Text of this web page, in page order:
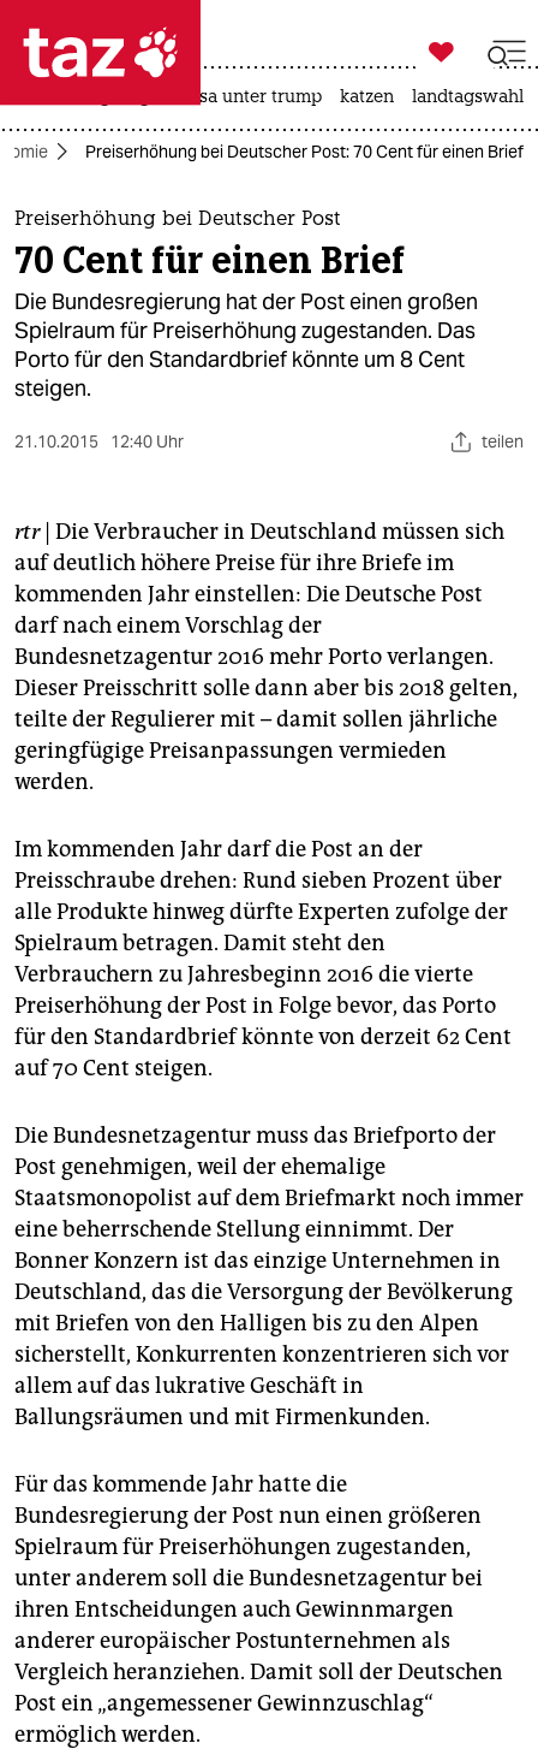
 taz zahl ich
taz zahl ich
themen
politik
öko
gesellschaft
kultur
berlin
nord
wahrheit
verlag
verlag
shop
fragen & hilfe
unterstützen
abo
genossenschaft
epaper login

taz zahl ich
usa unter trump katzen landtagswahl
Preiserhöhung bei Deutscher Post: 70 Cent für einen Brief
Preiserhöhung bei Deutscher Post
70 Cent für einen Brief
Die Bundesregierung hat der Post einen großen
Spielraum für Preiserhöhung zugestanden. Das
Porto für den Standardbrief könnte um 8 Cent
steigen.
21.10.2015 12:40 Uhr teilen
rtr| Die Verbraucher in Deutschland müssen sich
auf deutlich höhere Preise für ihre Briefe im
kommenden Jahr einstellen: Die Deutsche Post
darf nach einem Vorschlag der
Bundesnetzagentur 2016 mehr Porto verlangen.
Dieser Preisschritt solle dann aber bis 2018 gelten,
teilte der Regulierer mit – damit sollen jährliche
geringfügige Preisanpassungen vermieden
werden.
Im kommenden Jahr darf die Post an der
Preisschraube drehen: Rund sieben Prozent über
alle Produkte hinweg dürfte Experten zufolge der
Spielraum betragen. Damit steht den
Verbrauchern zu Jahresbeginn 2016 die vierte
Preiserhöhung der Post in Folge bevor, das Porto
für den Standardbrief könnte von derzeit 62 Cent
auf 70 Cent steigen.
Die Bundesnetzagentur muss das Briefporto der
Post genehmigen, weil der ehemalige
Staatsmonopolist auf dem Briefmarkt noch immer
eine beherrschende Stellung einnimmt. Der
Bonner Konzern ist das einzige Unternehmen in
Deutschland, das die Versorgung der Bevölkerung
mit Briefen von den Halligen bis zu den Alpen
sicherstellt, Konkurrenten konzentrieren sich vor
allem auf das lukrative Geschäft in
Ballungsräumen und mit Firmenkunden.
Für das kommende Jahr hatte die
Bundesregierung der Post nun einen größeren
Spielraum für Preiserhöhungen zugestanden,
unter anderem soll die Bundesnetzagentur bei
ihren Entscheidungen auch Gewinnmargen
anderer europäischer Postunternehmen als
Vergleich heranziehen. Damit soll der Deutschen
Post ein „angemessener Gewinnzuschlag“
ermöglich werden.